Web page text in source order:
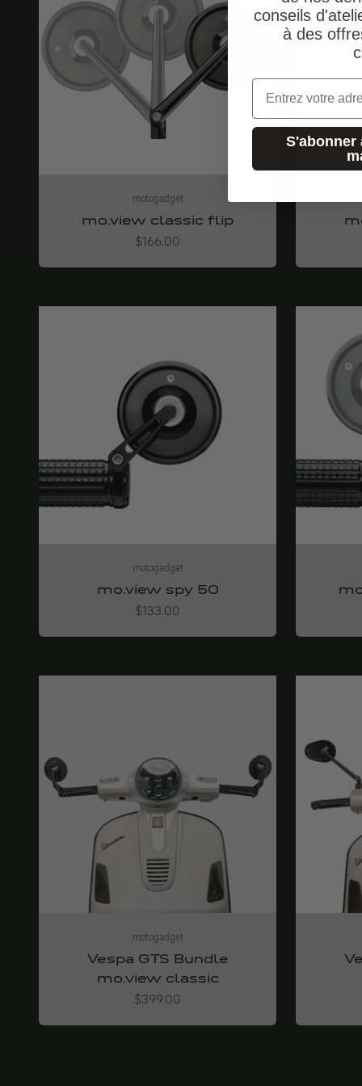
motogadget
mo.view classic flip
Angebot
$166.00
motogadget
mo.view spy 50
Angebot
$133.00
motogadget
Vespa GTS Bundle
mo.view classic
Angebot
$399.00
conseils
à des
Email
S'abonner